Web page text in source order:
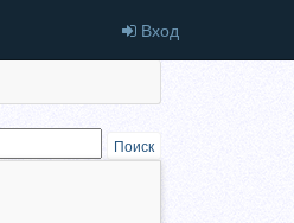
Вход
Поиск